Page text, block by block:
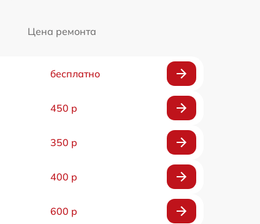
Цена ремонта
бесплатно
450 р
350 р
400 р
600 р